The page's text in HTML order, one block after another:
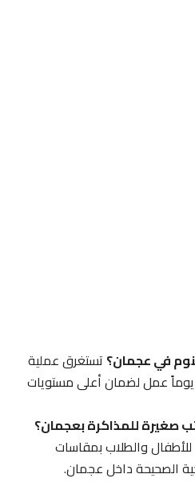
في عجمان؟تستغرق عملية
عادة من 12 إلى 18 يوماً عمل لضمان أعلى مستويات
للمذاكرة بعجمان؟
والطلاب بمقاسات
داخل عجمان.